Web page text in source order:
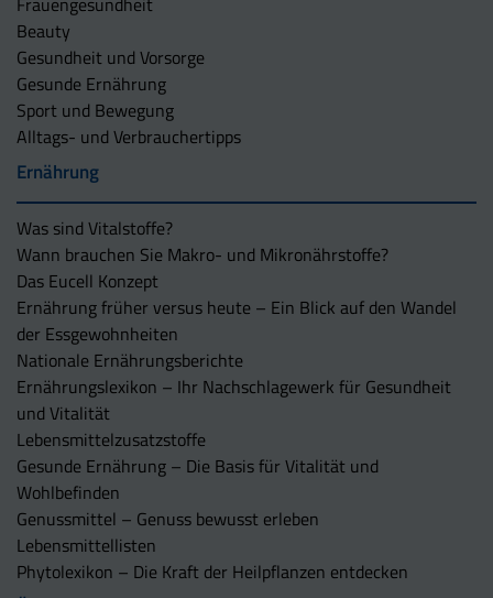
Beauty
Gesundheit und Vorsorge
Gesunde Ernährung
Sport und Bewegung
Alltags- und Verbrauchertipps
Ernährung
Was sind Vitalstoffe?
Wann brauchen Sie Makro- und Mikronährstoffe?
Das Eucell Konzept
Ernährung früher versus heute – Ein Blick auf den Wandel
der Essgewohnheiten
Nationale Ernährungsberichte
Ernährungslexikon – Ihr Nachschlagewerk für Gesundheit
und Vitalität
Lebensmittelzusatzstoffe
Gesunde Ernährung – Die Basis für Vitalität und
Wohlbefinden
Genussmittel – Genuss bewusst erleben
Lebensmittellisten
Phytolexikon – Die Kraft der Heilpflanzen entdecken